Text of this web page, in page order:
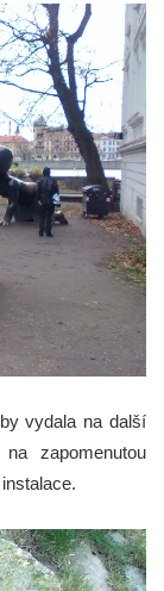
vydala na další
zapomenutou